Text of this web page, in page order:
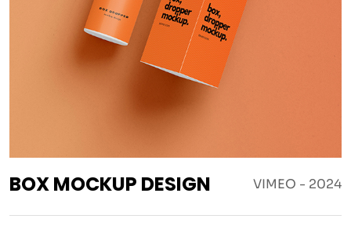
BOX MOCKUP DESIGN VIMEO - 2024